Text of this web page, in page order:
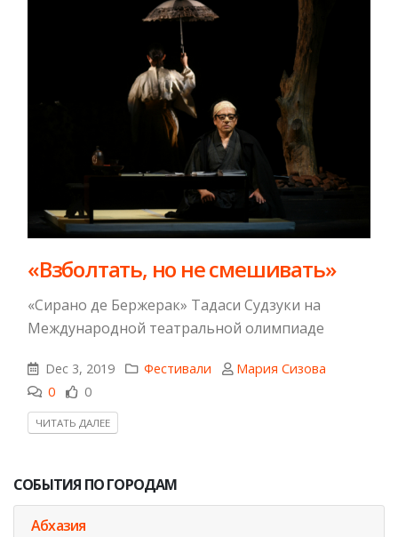
«Взболтать, но не смешивать»
«Сирано де Бержерак» Тадаси Судзуки на
Международной театральной олимпиаде
Dec 3, 2019 Фестивали
Мария Сизова
0
0
ЧИТАТЬ ДАЛЕЕ
СОБЫТИЯ ПО ГОРОДАМ
Абхазия